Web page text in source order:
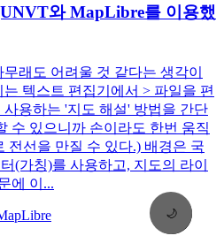
🌙
와 MapLibre를 이용했
래도 어려울 것 같다는 생각이
텍스트 편집기에서 > 파일을 편
용하는 '지도 해설' 방법을 간단
수 있으니까 손이라도 한번 움직
전선을 만질 수 있다.) 배경은 국
(가칭)를 사용하고, 지도의 라이
에 이...